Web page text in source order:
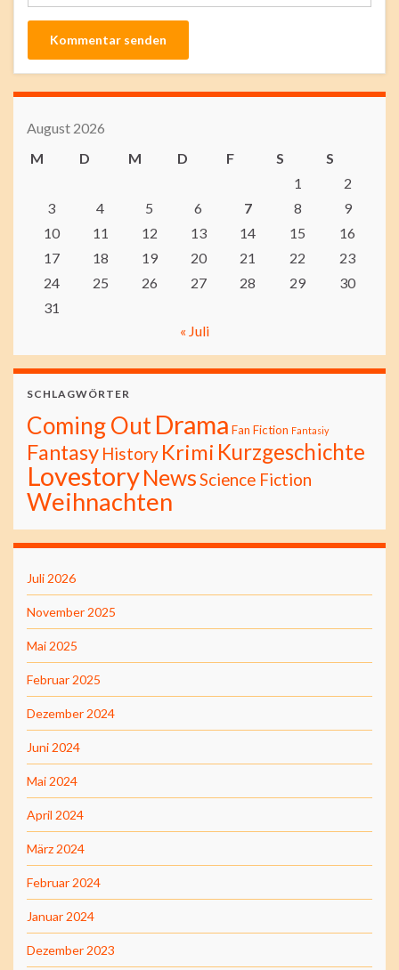
August 2026
M
D M D F S
S
1
2
3
4 5 6 7 8
9
10
11 12 13 14 15
16
17
18 19 20 21 22
23
24
25 26 27 28 29
30
31
« Juli
SCHLAGWÖRTER
Coming OutDrama Fan Fiction Fantasiy
Fantasy History Krimi Kurzgeschichte
LovestoryNewsScience Fiction
Weihnachten
Juli 2026
November 2025
Mai 2025
Februar 2025
Dezember 2024
Juni 2024
Mai 2024
April 2024
März 2024
Februar 2024
Januar 2024
Dezember 2023